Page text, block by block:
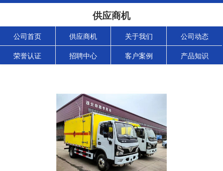
供应商机
公司首页 供应商机 关于我们 公司动态
荣誉认证 招聘中心 客户案例 产品知识